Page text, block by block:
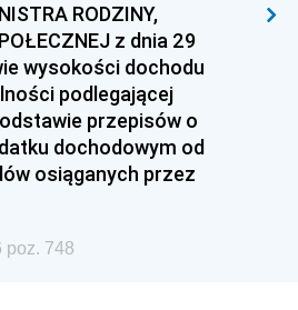
RODZINY,
z dnia 29
wysokości dochodu
podlegającej
przepisów o
dochodowym od
osiąganych przez
poz. 748